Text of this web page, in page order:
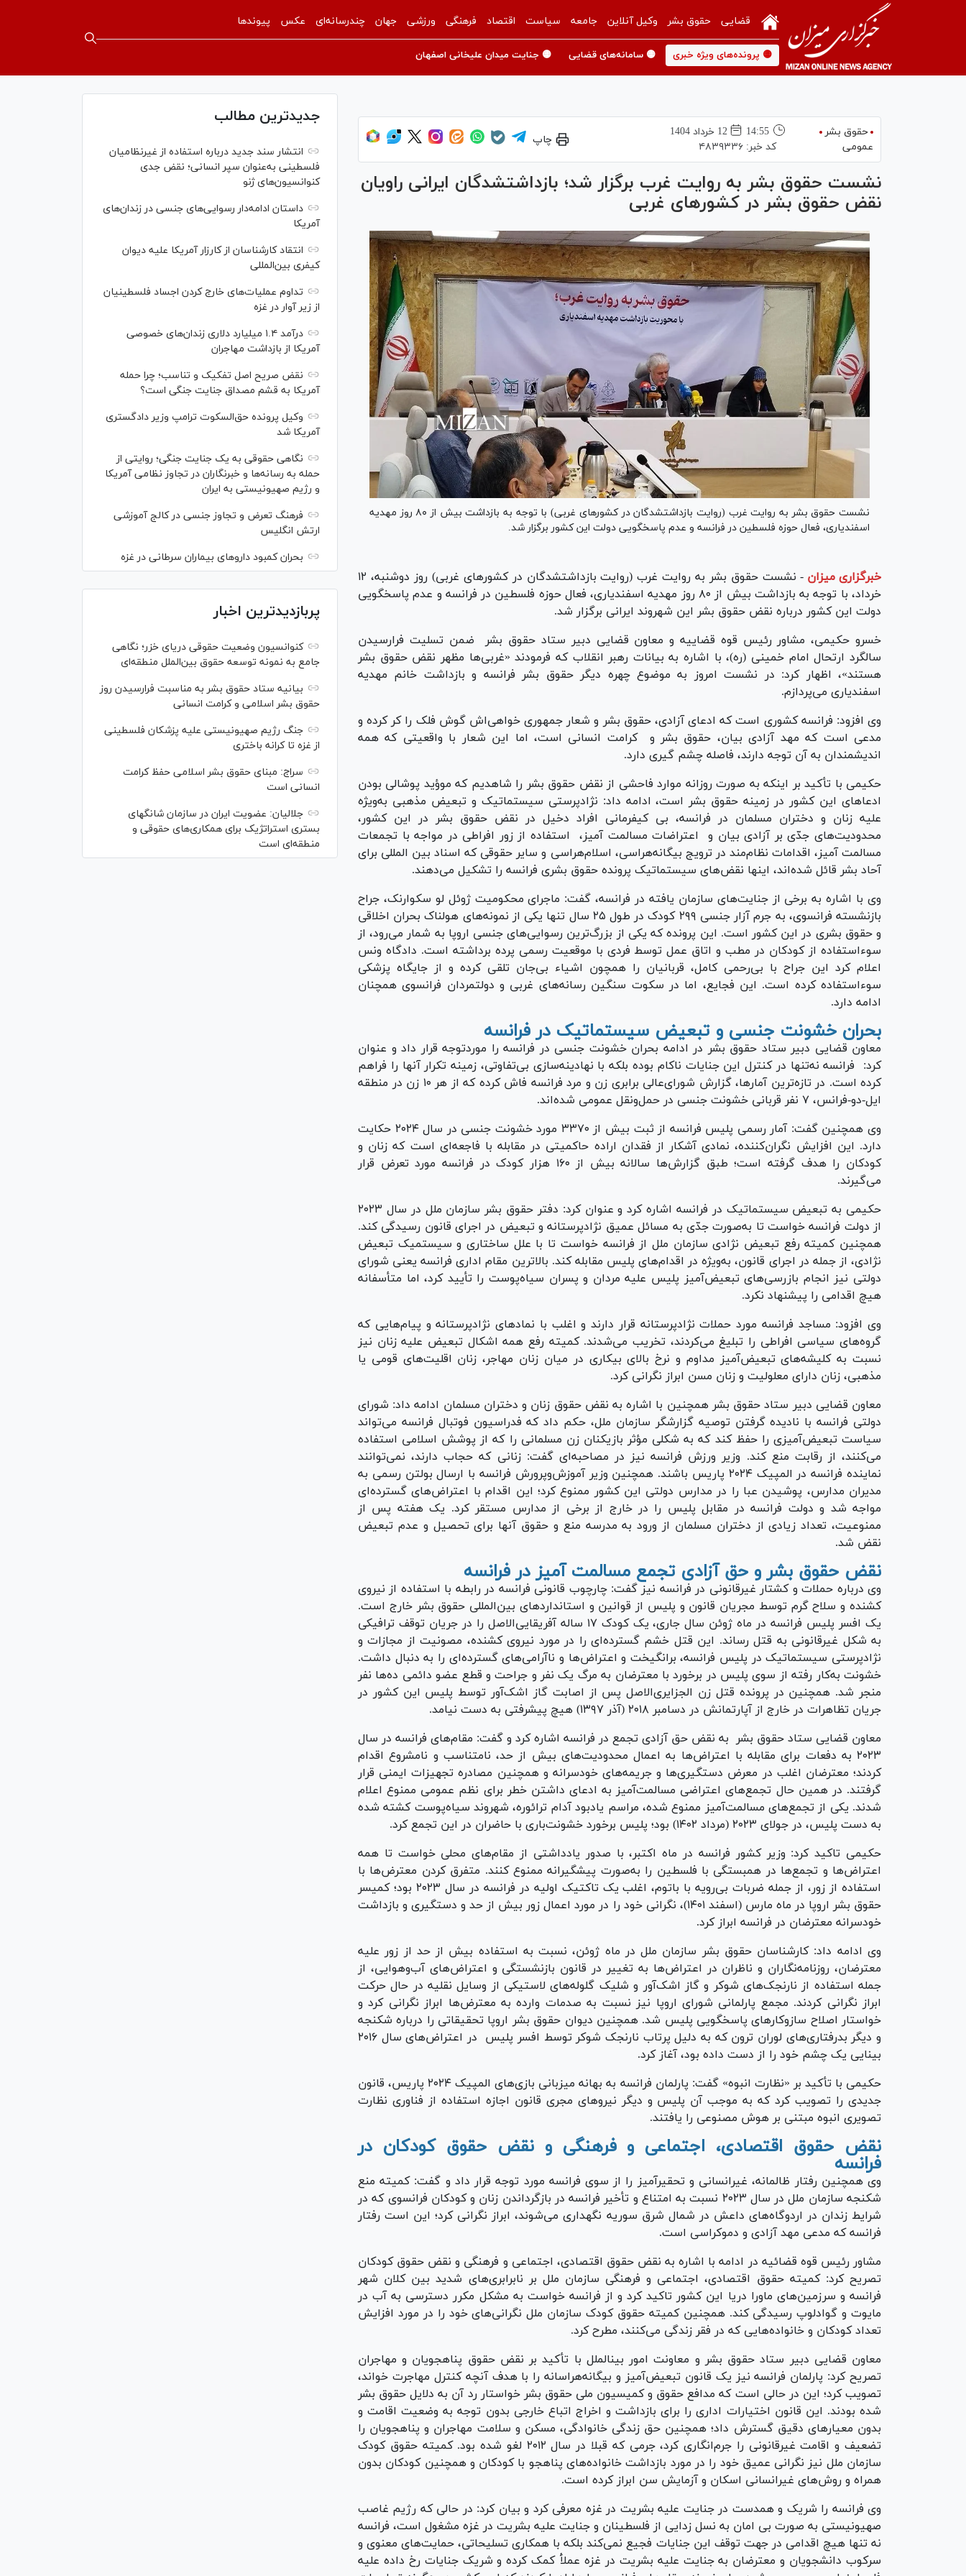
قضایی حقوق بشر وکیل آنلاین جامعه سیاست اقتصاد فرهنگی ورزشی جهان چندرسانه‌ای عکس پیوندها
🟡 پرونده‌های ویژه خبری 🟡 سامانه‌های قضایی 🟡 جنایت میدان علیخانی اصفهان
حقوق بشر
عمومی
14:55
12 خرداد 1404
کد خبر: ۴۸۳۹۳۳۶
چاپ
نشست حقوق بشر به روایت غرب برگزار شد؛ بازداشت‎شدگان ایرانی راویان
نقض حقوق بشر در کشورهای غربی
نشست حقوق بشر به روایت غرب (روایت بازداشت‎شدگان در کشور‌های غربی) با توجه به بازداشت بیش از ۸۰ روز مهدیه
اسفندیاری، فعال حوزه فلسطین در فرانسه و عدم پاسخگویی دولت این کشور برگزار شد.
خبرگزاری میزان -
نشست حقوق بشر به روایت غرب (روایت بازداشت‎شدگان در کشور‌های غربی) روز دوشنبه، ۱۲
خرداد، با توجه به بازداشت بیش از ۸۰ روز مهدیه اسفندیاری، فعال حوزه فلسطین در فرانسه و عدم پاسخگویی
دولت این کشور درباره نقض حقوق بشر این شهروند ایرانی برگزار شد.
خسرو حکیمی، مشاور رئیس قوه قضاییه و معاون قضایی دبیر ستاد حقوق بشر ضمن تسلیت فرارسیدن
سالگرد ارتحال امام خمینی (ره)، با اشاره به بیانات رهبر انقلاب که فرمودند «غربی‌ها مظهر نقض حقوق بشر
هستند»، اظهار کرد: در نشست امروز به موضوع چهره دیگر حقوق بشر فرانسه و بازداشت خانم مهدیه
اسفندیاری می‌پردازم.
وی افزود: فرانسه کشوری است که ادعای آزادی، حقوق بشر و شعار جمهوری خواهی‌اش گوش فلک را کر کرده و
مدعی است که مهد آزادی بیان، حقوق بشر و کرامت انسانی است، اما این شعار با واقعیتی که همه
اندیشمندان به آن توجه دارند، فاصله چشم گیری دارد.
حکیمی با تأکید بر اینکه به صورت روزانه موارد فاحشی از نقض حقوق بشر را شاهدیم که موؤید پوشالی بودن
ادعا‌های این کشور در زمینه حقوق بشر است، ادامه داد: نژادپرستی سیستماتیک و تبعیض مذهبی به‌ویژه
علیه زنان و دختران مسلمان در فرانسه، بی کیفرمانی افراد دخیل در نقض حقوق بشر در این کشور،
محدودیت‌های جدّی بر آزادی بیان و اعتراضات مسالمت آمیز، استفاده از زور افراطی در مواجه با تجمعات
مسالمت آمیز، اقدامات نظام‌مند در ترویج بیگانه‌هراسی، اسلام‌هراسی و سایر حقوقی که اسناد بین المللی برای
آحاد بشر قائل شده‌اند، اینها نقض‌های سیستماتیک پرونده حقوق بشری فرانسه را تشکیل می‌دهند.
وی با اشاره به برخی از جنایت‌های سازمان یافته در فرانسه، گفت: ماجرای محکومیت ژوئل لو سکوارنک، جراح
بازنشسته فرانسوی، به جرم آزار جنسی ۲۹۹ کودک در طول ۲۵ سال تنها یکی از نمونه‌های هولناک بحران اخلاقی
و حقوق بشری در این کشور است. این پرونده که یکی از بزرگ‌ترین رسوایی‌های جنسی اروپا به شمار می‌رود، از
سوءاستفاده از کودکان در مطب و اتاق عمل توسط فردی با موقعیت رسمی پرده برداشته است. دادگاه ونس
اعلام کرد این جراح با بی‌رحمی کامل، قربانیان را همچون اشیاء بی‌جان تلقی کرده و از جایگاه پزشکی
سوءاستفاده کرده است. این فجایع، اما در سکوت سنگین رسانه‌های غربی و دولتمردان فرانسوی همچنان
ادامه دارد.
بحران خشونت جنسی و تبعیض سیستماتیک در فرانسه
معاون قضایی دبیر ستاد حقوق بشر در ادامه بحران خشونت جنسی در فرانسه را موردتوجه قرار داد و عنوان
کرد: فرانسه نه‌تنها در کنترل این جنایات ناکام بوده بلکه با نهادینه‌سازی بی‌تفاوتی، زمینه تکرار آنها را فراهم
کرده است. در تازه‌ترین آمارها، گزارش شورای‌عالی برابری زن و مرد فرانسه فاش کرده که از هر ۱۰ زن در منطقه
ایل-دو-فرانس، ۷ نفر قربانی خشونت جنسی در حمل‌ونقل عمومی شده‌اند.
وی همچنین گفت: آمار رسمی پلیس فرانسه از ثبت بیش از ۳۳۷۰ مورد خشونت جنسی در سال ۲۰۲۴ حکایت
دارد. این افزایش نگران‌کننده، نمادی آشکار از فقدان اراده حاکمیتی در مقابله با فاجعه‌ای است که زنان و
کودکان را هدف گرفته است؛ طبق گزارش‌ها سالانه بیش از ۱۶۰ هزار کودک در فرانسه مورد تعرض قرار
می‌گیرند.
حکیمی به تبعیض سیستماتیک در فرانسه اشاره کرد و عنوان کرد: دفتر حقوق بشر سازمان ملل در سال ۲۰۲۳
از دولت فرانسه خواست تا به‌صورت جدّی به مسائل عمیق نژادپرستانه و تبعیض در اجرای قانون رسیدگی کند.
همچنین کمیته رفع تبعیض نژادی سازمان ملل از فرانسه خواست تا با علل ساختاری و سیستمیک تبعیض
نژادی، از جمله در اجرای قانون، به‌ویژه در اقدام‌های پلیس مقابله کند. بالاترین مقام اداری فرانسه یعنی شورای
دولتی نیز انجام بازرسی‌های تبعیض‌آمیز پلیس علیه مردان و پسران سیاه‌پوست را تأیید کرد، اما متأسفانه
هیچ اقدامی را پیشنهاد نکرد.
وی افزود: مساجد فرانسه مورد حملات نژادپرستانه قرار دارند و اغلب با نماد‌های نژادپرستانه و پیام‌هایی که
گروه‌های سیاسی افراطی را تبلیغ می‌کردند، تخریب می‌شدند. کمیته رفع همه اشکال تبعیض علیه زنان نیز
نسبت به کلیشه‌های تبعیض‌آمیز مداوم و نرخ بالای بیکاری در میان زنان مهاجر، زنان اقلیت‌های قومی یا
مذهبی، زنان دارای معلولیت و زنان مسن ابراز نگرانی کرد.
معاون قضایی دبیر ستاد حقوق بشر همچنین با اشاره به نقض حقوق زنان و دختران مسلمان ادامه داد: شورای
دولتی فرانسه با نادیده گرفتن توصیه گزارشگر سازمان ملل، حکم داد که فدراسیون فوتبال فرانسه می‌تواند
سیاست تبعیض‌آمیزی را حفظ کند که به شکلی مؤثر بازیکنان زن مسلمانی را که از پوشش اسلامی استفاده
می‌کنند، از رقابت منع کند. وزیر ورزش فرانسه نیز در مصاحبه‌ای گفت: زنانی که حجاب دارند، نمی‌توانند
نماینده فرانسه در المپیک ۲۰۲۴ پاریس باشند. همچنین وزیر آموزش‌وپرورش فرانسه با ارسال بولتن رسمی به
مدیران مدارس، پوشیدن عبا را در مدارس دولتی این کشور ممنوع کرد؛ این اقدام با اعتراض‌های گسترده‌ای
مواجه شد و دولت فرانسه در مقابل پلیس را در خارج از برخی از مدارس مستقر کرد. یک هفته پس از
ممنوعیت، تعداد زیادی از دختران مسلمان از ورود به مدرسه منع و حقوق آنها برای تحصیل و عدم تبعیض
نقض شد.
نقض حقوق بشر و حق آزادی تجمع مسالمت آمیز در فرانسه
وی درباره حملات و کشتار غیرقانونی در فرانسه نیز گفت: چارچوب قانونی فرانسه در رابطه با استفاده از نیروی
کشنده و سلاح گرم توسط مجریان قانون و پلیس از قوانین و استاندارد‌های بین‌المللی حقوق بشر خارج است.
یک افسر پلیس فرانسه در ماه ژوئن سال جاری، یک کودک ۱۷ ساله آفریقایی‌الاصل را در جریان توقف ترافیکی
به شکل غیرقانونی به قتل رساند. این قتل خشم گسترده‌ای را در مورد نیروی کشنده، مصونیت از مجازات و
نژادپرستی سیستماتیک در پلیس فرانسه، برانگیخت و اعتراض‌ها و ناآرامی‌های گسترده‌ای را به دنبال داشت.
خشونت به‌کار رفته از سوی پلیس در برخورد با معترضان به مرگ یک نفر و جراحت و قطع عضو دائمی ده‌ها نفر
منجر شد. همچنین در پرونده قتل زن الجزایری‌الاصل پس از اصابت گاز اشک‌آور توسط پلیس این کشور در
جریان تظاهرات در خارج از آپارتمانش در دسامبر ۲۰۱۸ (آذر ۱۳۹۷) هیچ پیشرفتی به دست نیامد.
معاون قضایی ستاد حقوق بشر به نقض حق آزادی تجمع در فرانسه اشاره کرد و گفت: مقام‌های فرانسه در سال
۲۰۲۳ به دفعات برای مقابله با اعتراض‌ها به اعمال محدودیت‌های بیش از حد، نامتناسب و نامشروع اقدام
کردند؛ معترضان اغلب در معرض دستگیری‌ها و جریمه‌های خودسرانه و همچنین مصادره تجهیزات ایمنی قرار
گرفتند. در همین حال تجمع‌های اعتراضی مسالمت‌آمیز به ادعای داشتن خطر برای نظم عمومی ممنوع اعلام
شدند. یکی از تجمع‌های مسالمت‌آمیز ممنوع شده، مراسم یادبود آدام ترائوره، شهروند سیاه‌پوست کشته شده
به دست پلیس، در جولای ۲۰۲۳ (مرداد ۱۴۰۲) بود؛ پلیس برخورد خشونت‌باری با حاضران در این تجمع کرد.
حکیمی تاکید کرد: وزیر کشور فرانسه در ماه اکتبر، با صدور یادداشتی از مقام‌های محلی خواست تا همه
اعتراض‌ها و تجمع‌ها در همبستگی با فلسطین را به‌صورت پیشگیرانه ممنوع کنند. متفرق کردن معترض‌ها با
استفاده از زور، از جمله ضربات بی‌رویه با باتوم، اغلب یک تاکتیک اولیه در فرانسه در سال ۲۰۲۳ بود؛ کمیسر
حقوق بشر اروپا در ماه مارس (اسفند ۱۴۰۱)، نگرانی خود را در مورد اعمال زور بیش از حد و دستگیری و بازداشت
خودسرانه معترضان در فرانسه ابراز کرد.
وی ادامه داد: کارشناسان حقوق بشر سازمان ملل در ماه ژوئن، نسبت به استفاده بیش از حد از زور علیه
معترضان، روزنامه‌نگاران و ناظران در اعتراض‌ها به تغییر در قانون بازنشستگی و اعتراض‌های آب‌وهوایی، از
جمله استفاده از نارنجک‌های شوکر و گاز اشک‌آور و شلیک گلوله‌های لاستیکی از وسایل نقلیه در حال حرکت
ابراز نگرانی کردند. مجمع پارلمانی شورای اروپا نیز نسبت به صدمات وارده به معترض‌ها ابراز نگرانی کرد و
خواستار اصلاح سازوکار‌های پاسخگویی پلیس شد. همچنین دیوان حقوق بشر اروپا تحقیقاتی را درباره شکنجه
و دیگر بدرفتاری‌های لوران ترون که به دلیل پرتاب نارنجک شوکر توسط افسر پلیس در اعتراض‌های سال ۲۰۱۶
بینایی یک چشم خود را از دست داده بود، آغاز کرد.
حکیمی با تأکید بر «نظارت انبوه» گفت: پارلمان فرانسه به بهانه میزبانی بازی‌های المپیک ۲۰۲۴ پاریس، قانون
جدیدی را تصویب کرد که به موجب آن پلیس و دیگر نیرو‌های مجری قانون اجازه استفاده از فناوری نظارت
تصویری انبوه مبتنی بر هوش مصنوعی را یافتند.
نقض حقوق اقتصادی، اجتماعی و فرهنگی و نقض حقوق کودکان در
فرانسه
وی همچنین رفتار ظالمانه، غیرانسانی و تحقیرآمیز را از سوی فرانسه مورد توجه قرار داد و گفت: کمیته منع
شکنجه سازمان ملل در سال ۲۰۲۳ نسبت به امتناع و تأخیر فرانسه در بازگرداندن زنان و کودکان فرانسوی که در
شرایط زندان در اردوگاه‌های داعش در شمال شرق سوریه نگهداری می‌شوند، ابراز نگرانی کرد؛ این است رفتار
فرانسه که مدعی مهد آزادی و دموکراسی است.
مشاور رئیس قوه قضائیه در ادامه با اشاره به نقض حقوق اقتصادی، اجتماعی و فرهنگی و نقض حقوق کودکان
تصریح کرد: کمیته حقوق اقتصادی، اجتماعی و فرهنگی سازمان ملل بر نابرابری‌های شدید بین کلان شهر
فرانسه و سرزمین‌های ماورا دریا این کشور تاکید کرد و از فرانسه خواست به مشکل مکرر دسترسی به آب در
مایوت و گوادلوپ رسیدگی کند. همچنین کمیته حقوق کودک سازمان ملل نگرانی‌های خود را در مورد افزایش
تعداد کودکان و خانواده‌هایی که در فقر زندگی می‌کنند، مطرح کرد.
معاون قضایی دبیر ستاد حقوق بشر و معاونت امور بین‎الملل با تأکید بر نقض حقوق پناهجویان و مهاجران
تصریح کرد: پارلمان فرانسه نیز یک قانون تبعیض‌آمیز و بیگانه‌هراسانه را با هدف آنچه کنترل مهاجرت خواند،
تصویب کرد؛ این در حالی است که مدافع حقوق و کمیسیون ملی حقوق بشر خواستار رد آن به دلایل حقوق بشر
شده بودند. این قانون اختیارات اداری را برای بازداشت و اخراج اتباع خارجی بدون توجه به وضعیت اقامت و
بدون معیار‌های دقیق گسترش داد؛ همچنین حق زندگی خانوادگی، مسکن و سلامت مهاجران و پناهجویان را
تضعیف و اقامت غیرقانونی را جرم‌انگاری کرد، جرمی که قبلا در سال ۲۰۱۲ لغو شده بود. کمیته حقوق کودک
سازمان ملل نیز نگرانی عمیق خود را در مورد بازداشت خانواده‌های پناهجو با کودکان و همچنین کودکان بدون
همراه و روش‌های غیرانسانی اسکان و آزمایش سن ابراز کرده است.
وی فرانسه را شریک و همدست در جنایت علیه بشریت در غزه معرفی کرد و بیان کرد: در حالی که رژیم غاصب
صهیونیستی به صورت بی امان به نسل زدایی از فلسطینان و جنایت علیه بشریت در غزه مشغول است، فرانسه
نه تنها هیچ اقدامی در جهت توقف این جنایات فجیع نمی‌کند بلکه با همکاری تسلیحاتی، حمایت‌های معنوی و
سرکوب دانشجویان و معترضان به جنایت علیه بشریت در غزه عملأ کمک کرده و شریک جنایات رخ داده علیه
جدیدترین مطالب
انتشار سند جدید درباره استفاده از غیرنظامیان
فلسطینی به‌عنوان سپر انسانی؛ نقض جدی
کنوانسیون‌های ژنو
داستان ادامه‌دار رسوایی‌های جنسی در زندان‌های
آمریکا
انتقاد کارشناسان از کارزار آمریکا علیه دیوان
کیفری بین‌المللی
تداوم عملیات‌های خارج کردن اجساد فلسطینیان
از زیر آوار در غزه
درآمد ۱.۴ میلیارد دلاری زندان‌های خصوصی
آمریکا از بازداشت مهاجران
نقض صریح اصل تفکیک و تناسب؛ چرا حمله
آمریکا به قشم مصداق جنایت جنگی است؟
وکیل پرونده حق‌السکوت ترامپ وزیر دادگستری
آمریکا شد
نگاهی حقوقی به یک جنایت جنگی؛ روایتی از
حمله به رسانه‌ها و خبرنگاران در تجاوز نظامی آمریکا
و رژیم صهیونیستی به ایران
فرهنگ تعرض و تجاوز جنسی در کالج آموزشی
ارتش انگلیس
بحران کمبود دارو‌های بیماران سرطانی در غزه
پربازدیدترین اخبار
کنوانسیون وضعیت حقوقی دریای خزر؛ نگاهی
جامع به نمونه توسعه حقوق بین‌الملل منطقه‌ای
بیانیه ستاد حقوق بشر به مناسبت فرارسیدن روز
حقوق بشر اسلامی و کرامت انسانی
جنگ رژیم صهیونیستی علیه پزشکان فلسطینی
از غزه تا کرانه باختری
سراج: مبنای حقوق بشر اسلامی حفظ کرامت
انسانی است
جلالیان: عضویت ایران در سازمان شانگهای
بستری استراتژیک برای همکاری‌های حقوقی و
منطقه‌ای است